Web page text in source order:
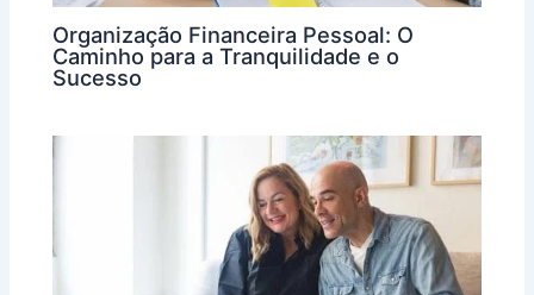
Organização Financeira Pessoal: O
Caminho para a Tranquilidade e o
Sucesso